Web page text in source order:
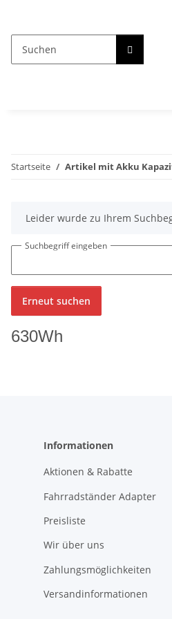
Startseite Artikel mit Akku
xLeider wurde zu Ihrem
Suchbegriff eingeben
Erneut suchen
630Wh
Informationen
Aktionen & Rabatte
Fahrradständer Adapter
Preisliste
Wir über uns
Zahlungsmöglichkeiten
Versandinformationen